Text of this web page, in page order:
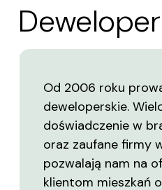
Od 2006 roku
deweloperskie.
doświadczenie w
oraz zaufane firmy
pozwalają nam na
klientom mieszkań